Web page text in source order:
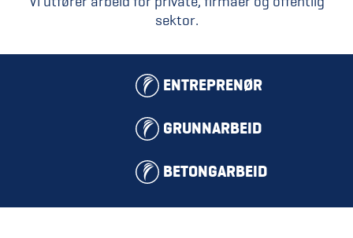
sektor.
ENTREPRENØR
GRUNNARBEID
BETONGARBEID